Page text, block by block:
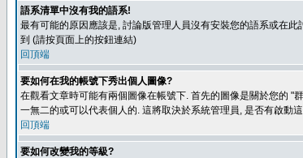
語系清單中沒有我的語系!
最有可能的原因應該是, 討論版管理人員沒有安裝您的語系或在
到 (請按頁面上的按鈕連結)
回頂端
要如何在我的帳號下秀出個人圖像?
在觀看文章時可能有兩個圖像在帳號下. 首先的圖像是關於您的 "
一無二的或可以代表個人的. 這將取決於系統管理員, 是否有啟動
回頂端
要如何改變我的等級?